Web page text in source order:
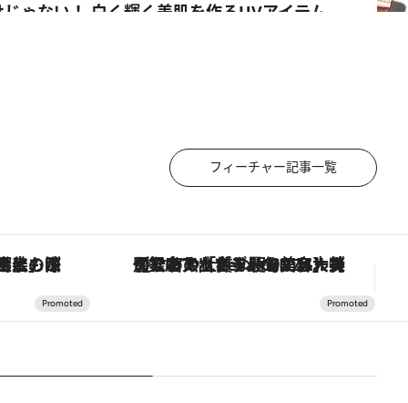
ゃない！ 白く輝く美肌を作るUVアイテム
フィーチャー記事一覧
山椒、大葉など目にも舌にも涼を呼ぶ郷土の味 【銀座で出合う最旬美容】美髪ケアや上質な眠り…セルフケアのアップデートから、特別な名入れギフトまで。大人のための「ReFa GINZA」クルーズ